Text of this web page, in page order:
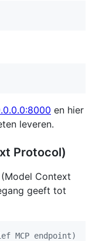
en hier
leveren.
Protocol)
Context
geeft tot
MCP endpoint)